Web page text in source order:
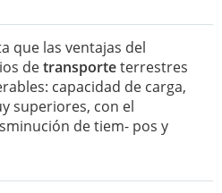
que las ventajas del
detransporteterrestres
capacidad de carga,
superiores, con el
de tiem- pos y